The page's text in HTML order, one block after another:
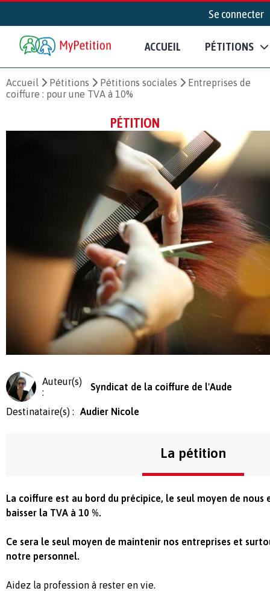
Se connecter
ACCUEIL PÉTITIONS
Accueil Pétitions Pétitions sociales
Entreprises de
coiffure : pour une TVA à 10%
PÉTITION
Auteur(s)
:
Syndicat de la coiffure de l'Aude
Destinataire(s) : Audier Nicole
La pétition
La coiffure est au bord du précipice, le seul moyen de nous
baisser la TVA à 10 %.
Ce sera le seul moyen de maintenir nos entreprises et
notre personnel.
Aidez la profession à rester en vie.